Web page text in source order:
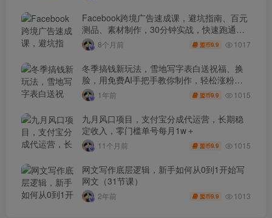
Facebook跨境广告速成课，避坑指南、百元
测品、素材制作，30分钟实战，快速跑通首
单出单8个月前 盟币9.9 1017
冬季搞钱新玩法，雪地写字表白送祝福、换
脸，用免费AI手把手教你制作，轻松涨粉
3.5w，接单到手软
1年前 盟币9.9 1015
九月风口项目，支付宝分成代运营，长期稳
定收入，零门槛单号每月1w＋
11个月前 盟币9.9 1015
网文写作底层逻辑，新手如何从0到1开始写
网文（31节课）
2年前 盟币9.9 1013